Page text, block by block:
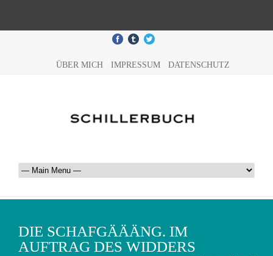
ÜBER MICH IMPRESSUM DATENSCHUTZ
DIE SCHAFGÄÄÄNG. IM
AUFTRAG DES WIDDERS